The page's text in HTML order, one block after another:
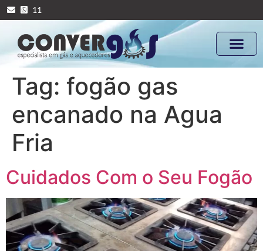
11
Tag: fogão gas
encanado na Agua
Fria
Cuidados Com o Seu Fogão